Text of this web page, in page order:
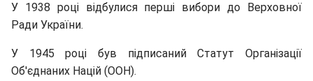
У 1938 році відбулися перші вибори до Верховної
Ради України.
У 1945 році був підписаний Статут Організації
Об'єднаних Націй (ООН).